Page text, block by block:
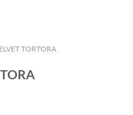
TORTORA